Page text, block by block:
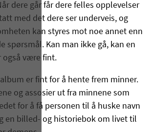
dere går får dere felles opplevelser
med det dere ser underveis, og
kan styres mot noe annet enn
spørsmål. Kan man ikke gå, kan en
være fint.
er fint for å hente frem minner.
og assosier ut fra minnene som
for å få personen til å huske navn
en billed- og historiebok om livet til